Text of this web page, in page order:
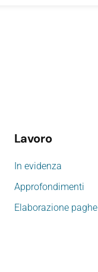
Lavoro
In evidenza
Approfondimenti
Elaborazione paghe